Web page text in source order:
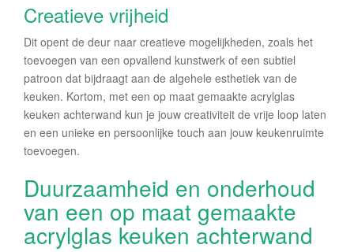
Creatieve vrijheid
Dit opent de deur naar creatieve mogelijkheden, zoals het
toevoegen van een opvallend kunstwerk of een subtiel
patroon dat bijdraagt aan de algehele esthetiek van de
keuken. Kortom, met een op maat gemaakte acrylglas
keuken achterwand kun je jouw creativiteit de vrije loop laten
en een unieke en persoonlijke touch aan jouw keukenruimte
toevoegen.
Duurzaamheid en onderhoud
van een op maat gemaakte
acrylglas keuken achterwand